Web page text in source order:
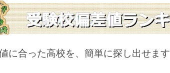
に合った高校を、簡単に探し出せます